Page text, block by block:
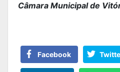
Câmara Municipal de
Facebook